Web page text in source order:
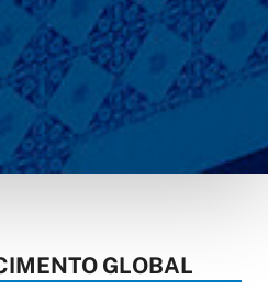
GLOBAL